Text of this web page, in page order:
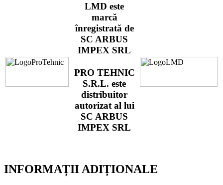
LMD este
marcă
înregistrată de
SC ARBUS
IMPEX SRL
PRO TEHNIC
S.R.L. este
distribuitor
autorizat al lui
SC ARBUS
IMPEX SRL
INFORMAȚII ADIȚIONALE